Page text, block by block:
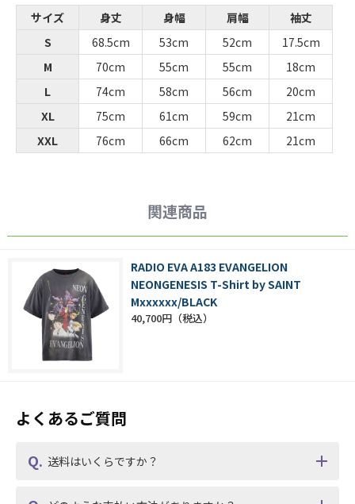
サイズ 身丈 身幅 肩幅
袖丈
S
68.5cm 53cm 52cm
17.5cm
M
70cm 55cm 55cm
18cm
L
74cm 58cm 56cm
20cm
XL
75cm 61cm 59cm
21cm
XXL
76cm 66cm 62cm 21cm
関連商品
RADIO EVA A183 EVANGELION
NEONGENESIS T-Shirt by SAINT
Mxxxxxx/BLACK
40,700円
よくあるご質問
送料はいくらですか？